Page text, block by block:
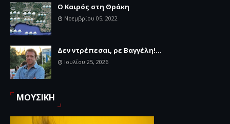
Ο Καιρός στη Θράκη
Νοεμβρίου 05, 2022
Δεν ντρέπεσαι, ρε Βαγγέλη!...
Ιουλίου 25, 2026
ΜΟΥΣΙΚΗ